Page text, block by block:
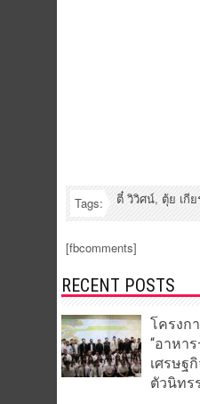
Tags: ตี๋ วิวิศน์, ตุ้ย เกี
[fbcomments]
RECENT POSTS
โครงก
“อาหา
เศรษฐ
ตัวนิทร